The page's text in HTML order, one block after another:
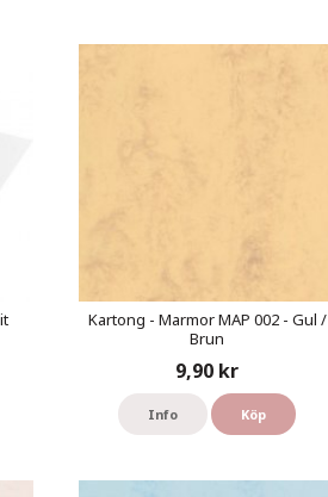
Kartong - Marmor MAP 002 - Gul /
Brun
9,90 kr
Info Köp